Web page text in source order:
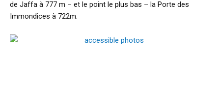
de Jaffa à 777 m – et le point le plus bas – la Porte des
Immondices à 722m.